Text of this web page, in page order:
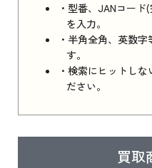
・型番、JANコー
を入力。
・半角全角、英数
す。
・検索にヒットし
ださい。
買取